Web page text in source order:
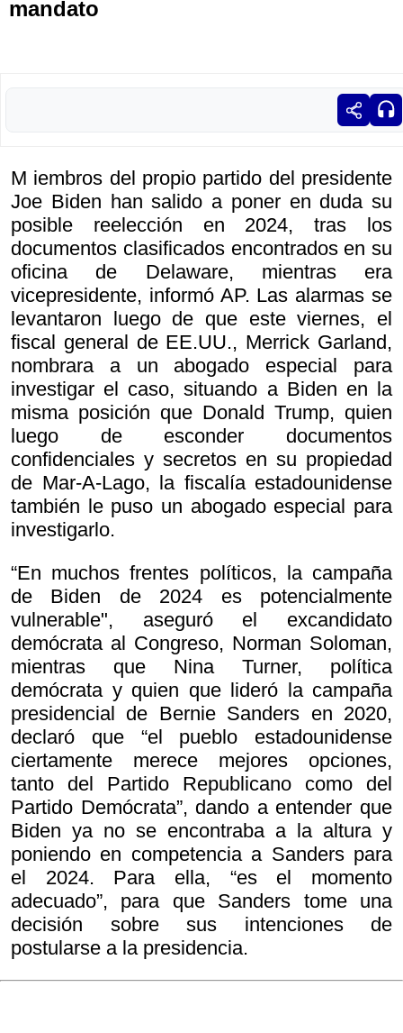
mandato
M iembros del propio partido del presidente
Joe Biden han salido a poner en duda su
posible reelección en 2024, tras los
documentos clasificados encontrados en su
oficina de Delaware, mientras era
vicepresidente, informó AP. Las alarmas se
levantaron luego de que este viernes, el
fiscal general de EE.UU., Merrick Garland,
nombrara a un abogado especial para
investigar el caso, situando a Biden en la
misma posición que Donald Trump, quien
luego de esconder documentos
confidenciales y secretos en su propiedad
de Mar-A-Lago, la fiscalía estadounidense
también le puso un abogado especial para
investigarlo.
“En muchos frentes políticos, la campaña
de Biden de 2024 es potencialmente
vulnerable", aseguró el excandidato
demócrata al Congreso, Norman Soloman,
mientras que Nina Turner, política
demócrata y quien que lideró la campaña
presidencial de Bernie Sanders en 2020,
declaró que “el pueblo estadounidense
ciertamente merece mejores opciones,
tanto del Partido Republicano como del
Partido Demócrata”, dando a entender que
Biden ya no se encontraba a la altura y
poniendo en competencia a Sanders para
el 2024. Para ella, “es el momento
adecuado”, para que Sanders tome una
decisión sobre sus intenciones de
postularse a la presidencia.